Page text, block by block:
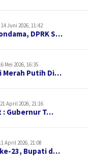
Juni 2026, 11:42
DPRK S…
Mei 2026, 16:35
Merah Putih Di…
April 2026, 21:16
: Gubernur T…
April 2026, 21:08
ke-23, Bupati d…